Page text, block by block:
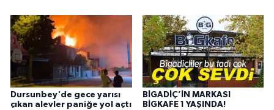
Dursunbey'de gece yarısı
çıkan alevler paniğe yol açtı
BİGADİÇ’İN MARKASI
BİGKAFE 1 YAŞINDA!